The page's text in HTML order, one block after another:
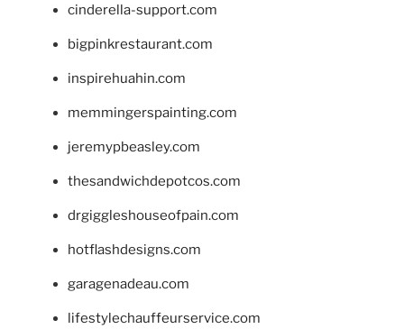
cinderella-support.com
bigpinkrestaurant.com
inspirehuahin.com
memmingerspainting.com
jeremypbeasley.com
thesandwichdepotcos.com
drgiggleshouseofpain.com
hotflashdesigns.com
garagenadeau.com
lifestylechauffeurservice.com